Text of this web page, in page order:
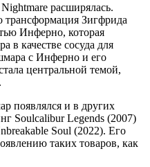
расширялась.
трансформация Зигфрида
Инферно, которая
в качестве сосуда для
с Инферно и его
центральной темой,
появлялся и в других
Soulcalibur Legends (2007)
Soul (2022). Его
таких товаров, как